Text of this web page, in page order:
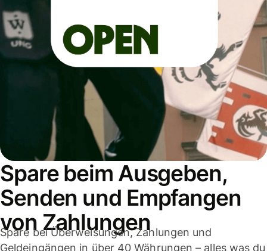
Spare beim Ausgeben,
Senden und Empfangen
von Zahlungen
Spare bei Überweisungen, Zahlungen und
Geldeingängen in über 40 Währungen – alles was du